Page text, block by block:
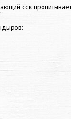
cок